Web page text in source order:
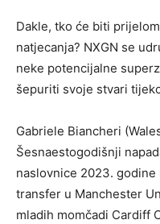
Dakle, tko će biti
natjecanja? NXGN se
neke potencijalne
šepuriti svoje stvari
Gabriele Biancheri
Šesnaestogodišnji
naslovnice 2023.
transfer u Manchester
mladih momčadi Cardiff